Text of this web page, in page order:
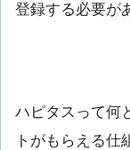
登録する必要が
ハピタスって何
トがもらえる仕